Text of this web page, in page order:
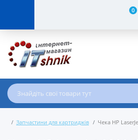
0
Запчастини для картриджів Чека HP